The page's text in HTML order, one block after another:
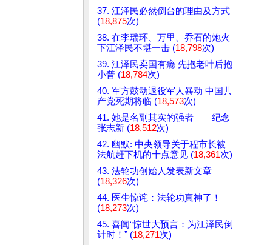
37. 江泽民必然倒台的理由及方式
(18,875次)
38. 在李瑞环、万里、乔石的炮火
下江泽民不堪一击 (18,798次)
39. 江泽民卖国有瘾 先抱老叶后抱
小普 (18,784次)
40. 军方鼓动退役军人暴动 中国共
产党死期将临 (18,573次)
41. 她是名副其实的强者——纪念
张志新 (18,512次)
42. 幽默: 中央领导关于程市长被
法航赶下机的十点意见 (18,361次)
43. 法轮功创始人发表新文章
(18,326次)
44. 医生惊诧：法轮功真神了！
(18,273次)
45. 喜闻“惊世大预言：为江泽民倒
计时！” (18,271次)